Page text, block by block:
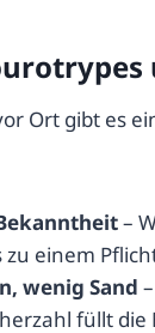
Ort gibt es
–
einem
wenig Sand
füllt die